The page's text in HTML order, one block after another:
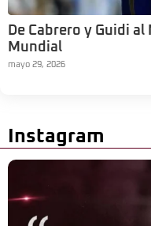
De Cabrero y Guidi
Mundial
mayo 29, 2026
Instagram